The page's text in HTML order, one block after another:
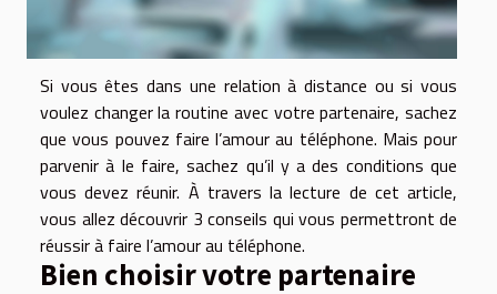
Si vous êtes dans une relation à distance ou si vous
voulez changer la routine avec votre partenaire, sachez
que vous pouvez faire l’amour au téléphone. Mais pour
parvenir à le faire, sachez qu’il y a des conditions que
vous devez réunir. À travers la lecture de cet article,
vous allez découvrir 3 conseils qui vous permettront de
réussir à faire l’amour au téléphone.
Bien choisir votre partenaire